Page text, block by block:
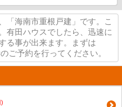
「海南市重根戸建」です。こ
有田ハウスでしたら、迅速に
る事が出来ます。まずは
ご予約を行ってください。
)